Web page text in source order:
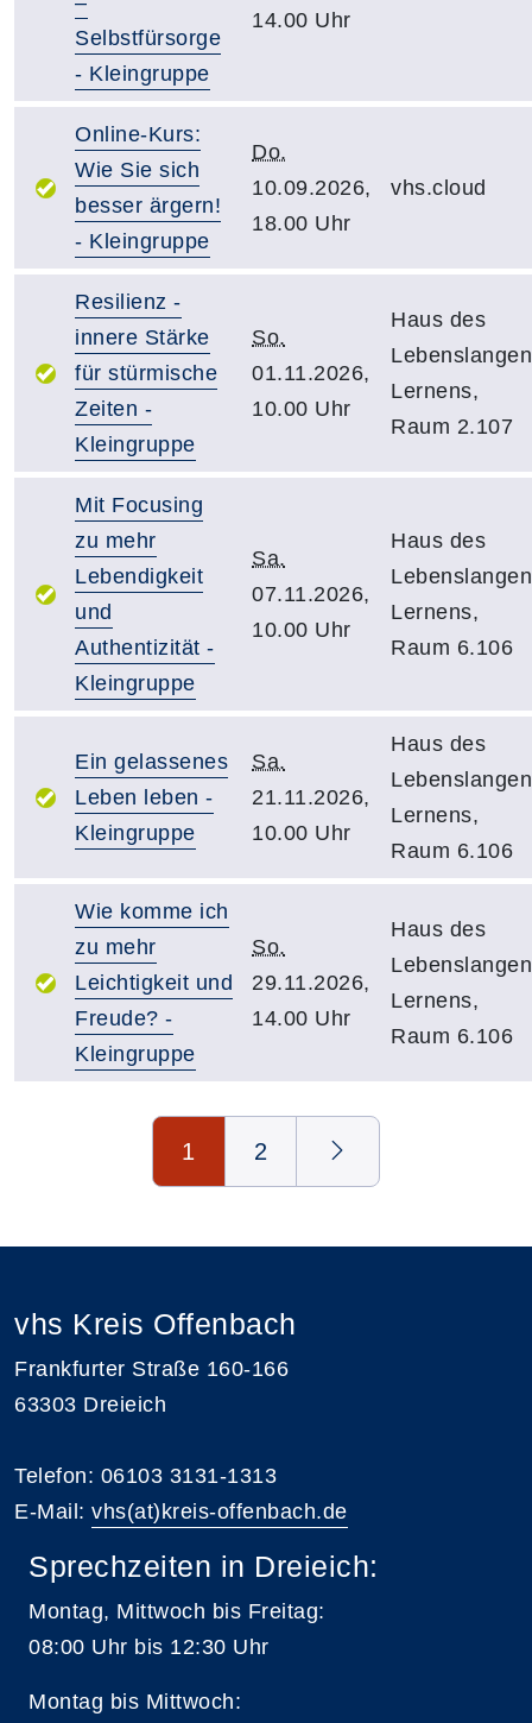
Selbstfürsorge
- Kleingruppe
14.00 Uhr
Online-Kurs:
Wie Sie sich
besser ärgern!
- Kleingruppe
Do.
10.09.2026,
18.00 Uhr
vhs.cloud
Resilienz -
innere Stärke
für stürmische
Zeiten -
Kleingruppe
So.
01.11.2026,
10.00 Uhr
Haus des
Lebenslangen
Lernens,
Raum 2.107
Mit Focusing
zu mehr
Lebendigkeit
und
Authentizität -
Kleingruppe
Sa.
07.11.2026,
10.00 Uhr
Haus des
Lebenslangen
Lernens,
Raum 6.106
Ein gelassenes
Leben leben -
Kleingruppe
Sa.
21.11.2026,
10.00 Uhr
Haus des
Lebenslangen
Lernens,
Raum 6.106
Wie komme ich
zu mehr
Leichtigkeit und
Freude? -
Kleingruppe
So.
29.11.2026,
14.00 Uhr
Haus des
Lebenslangen
Lernens,
Raum 6.106
1 2
vhs Kreis Offenbach
Frankfurter Straße 160-166
63303 Dreieich
Telefon: 06103 3131-1313
E-Mail: vhs(at)kreis-offenbach.de
Sprechzeiten in Dreieich:
Montag, Mittwoch bis Freitag:
08:00 Uhr bis 12:30 Uhr
Montag bis Mittwoch: